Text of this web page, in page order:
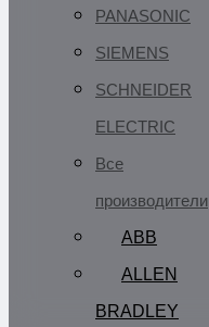
PANASONIC
SIEMENS
SCHNEIDER
ELECTRIC
Все
производители
ABB
ALLEN
BRADLEY